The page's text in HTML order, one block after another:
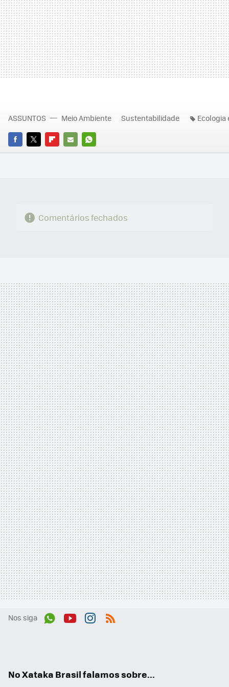
FACEBOOK
TWITTERFLIPBOARD
E-
WHATSAPP
ASSUNTOS Meio Ambiente Sustentabilidade Ecologia
Comentários fechados
Nos siga
No Xataka Brasil falamos sobre...